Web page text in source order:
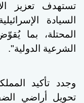
تستهدف تعزيز
السيادة
المحتلة، بما
الشرعية الدولية".
وجدد تأكيد
تحويل أراضي